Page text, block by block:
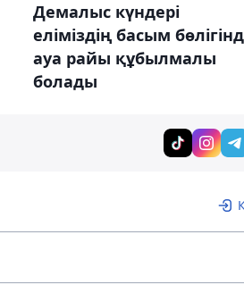
Демалыс күндері
еліміздің басым
ауа райы құбылмалы
болады